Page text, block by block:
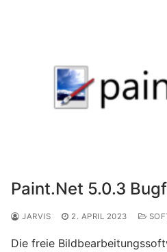
Paint.Net 5.0.3
JARVIS 2. APRIL 2023
Die freie